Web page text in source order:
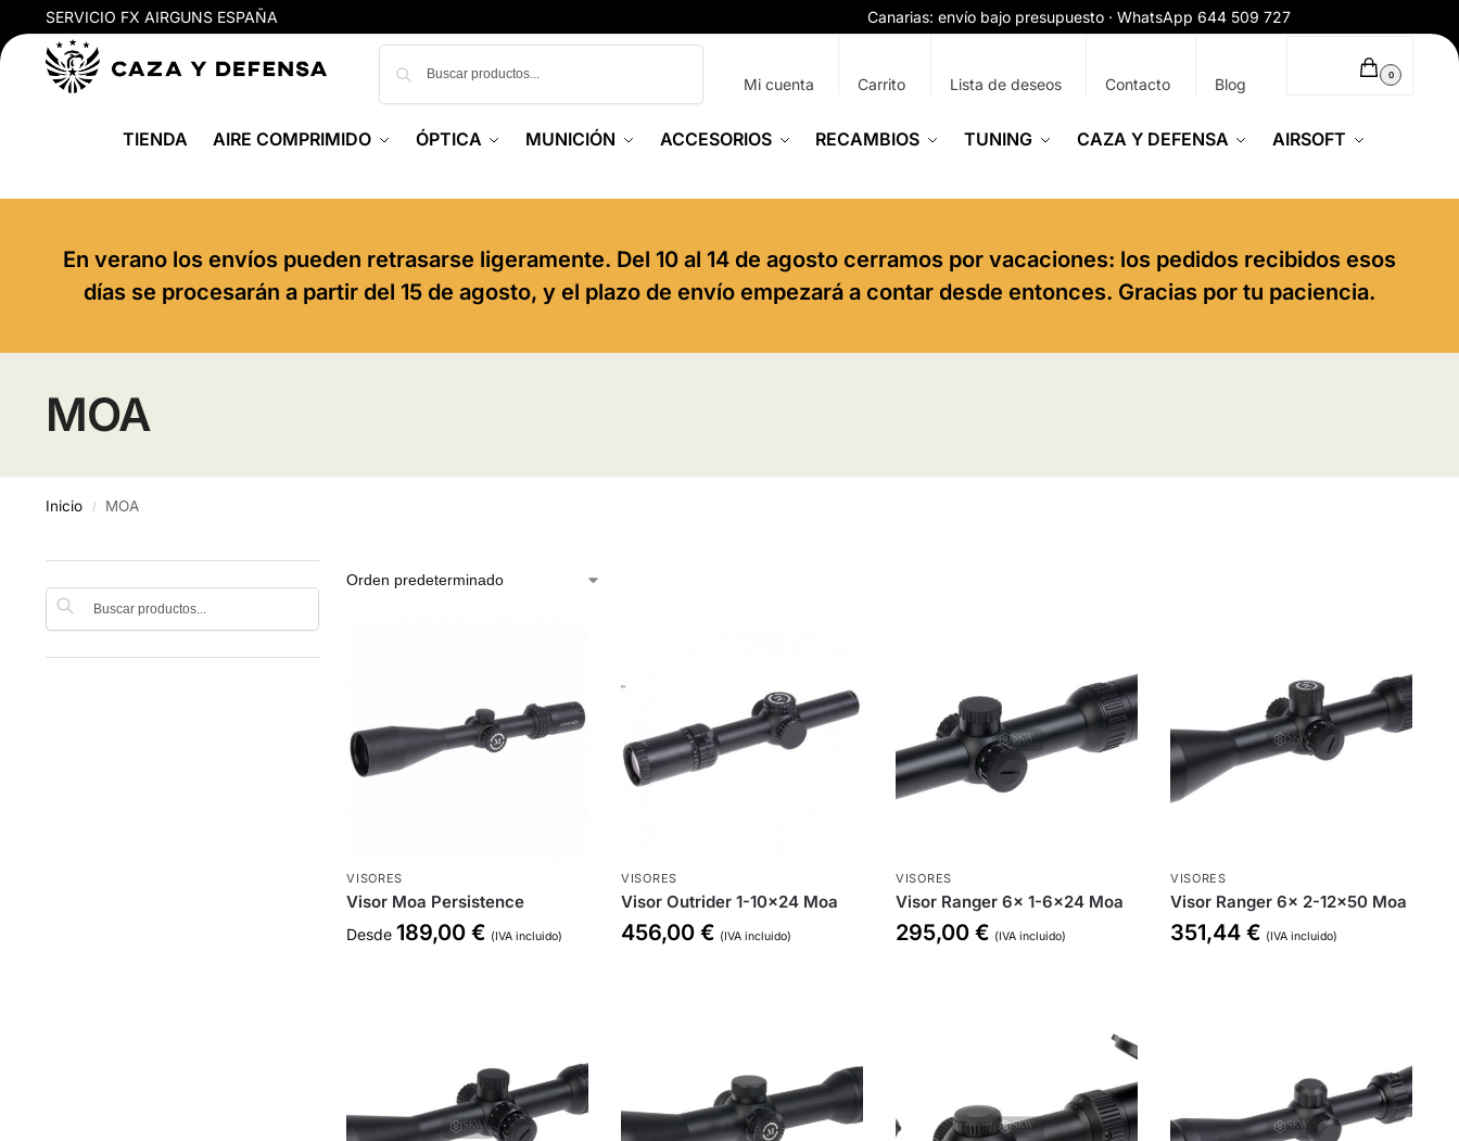
SERVICIO FX AIRGUNS ESPAÑA Canarias: envío bajo presupuesto · WhatsApp 644 509 727
Mi cuenta Carrito Lista de deseos Contacto Blog 0
TIENDA AIRE COMPRIMIDO ÓPTICA MUNICIÓN ACCESORIOS RECAMBIOS TUNING CAZA Y DEFENSA AIRSOFT
En verano los envíos pueden retrasarse ligeramente. Del 10 al 14 de agosto cerramos por vacaciones: los pedidos recibidos esos
días se procesarán a partir del 15 de agosto, y el plazo de envío empezará a contar desde entonces. Gracias por tu paciencia.
MOA
Inicio / MOA
VISORES
Visor Moa Persistence
Desde 189,00€ (IVA incluido)
VISORES
Visor Outrider 1-10×24 Moa
456,00€ (IVA incluido)
VISORES
Visor Ranger 6x 1-6×24 Moa
295,00€ (IVA incluido)
VISORES
Visor Ranger 6x 2-12×50 Moa
351,44 € (IVA incluido)